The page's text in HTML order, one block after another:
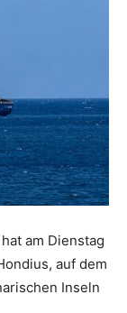
am Dienstag
auf dem
Inseln